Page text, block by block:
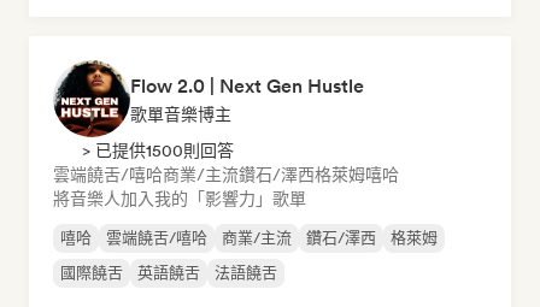
Flow 2.0 | Next Gen Hustle
歌單音樂博主
> 已提供1500則回答
雲端饒舌/嘻哈商業/主流鑽石/澤西格萊姆嘻哈
將音樂人加入我的「影響力」歌單
嘻哈 雲端饒舌/嘻哈 商業/主流 鑽石/澤西
格萊姆
國際饒舌
英語饒舌 法語饒舌